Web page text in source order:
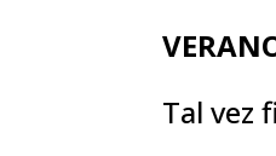
Tal vez